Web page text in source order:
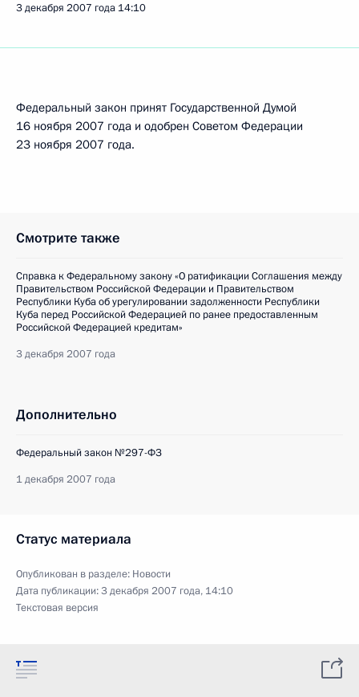
3 декабря 2007 года 14:10
Федеральный закон принят Государственной Думой
16 ноября 2007 года и одобрен Советом Федерации
23 ноября 2007 года.
Смотрите также
Справка к Федеральному закону «О ратификации Соглашения между
Правительством Российской Федерации и Правительством
Республики Куба об урегулировании задолженности Республики
Куба перед Российской Федерацией по ранее предоставленным
Российской Федерацией кредитам»
3 декабря 2007 года
Дополнительно
Федеральный закон №297-ФЗ
1 декабря 2007 года
Статус материала
Опубликован в разделе: Новости
Дата публикации:3 декабря 2007 года, 14:10
Текстовая версия